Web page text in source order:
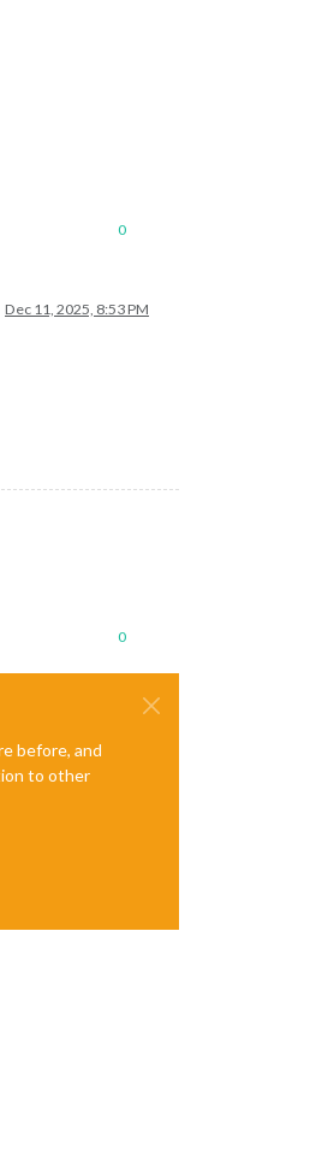
0
Dec 11, 2025, 8:53 PM
0
before, and
to other